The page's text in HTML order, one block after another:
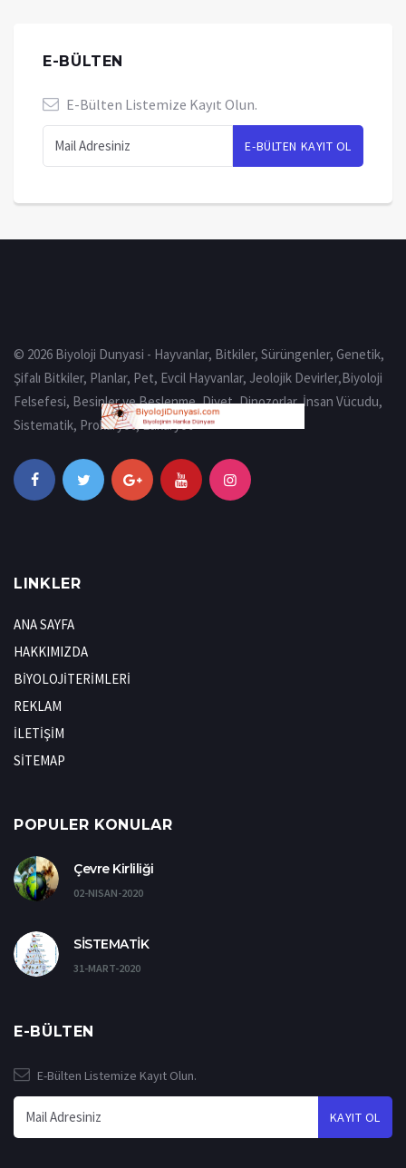
E-BÜLTEN
E-Bülten Listemize Kayıt Olun.
© 2026 Biyoloji Dunyasi - Hayvanlar, Bitkiler, Sürüngenler, Genetik,
Şifalı Bitkiler, Planlar, Pet, Evcil Hayvanlar, Jeolojik Devirler,Biyoloji
Felsefesi, Besinler ve Beslenme, Diyet, Dinozorlar, İnsan Vücudu,
Sistematik, Prokaryot, Eukaryot
LINKLER
ANA SAYFA
HAKKIMIZDA
BİYOLOJİTERİMLERİ
REKLAM
İLETİŞİM
SİTEMAP
POPULER KONULAR
Çevre Kirliliği
02-NISAN-2020
SİSTEMATİK
31-MART-2020
E-BÜLTEN
E-Bülten Listemize Kayıt Olun.